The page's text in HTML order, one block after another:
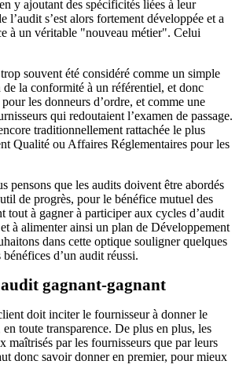
y ajoutant des spécificités liées à leur
l’audit s’est alors fortement développée et a
à un véritable "nouveau métier". Celui
souvent été considéré comme un simple
la conformité à un référentiel, et donc
les donneurs d’ordre, et comme une
qui redoutaient l’examen de passage.
traditionnellement rattachée le plus
Qualité ou Affaires Réglementaires pour les
pensons que les audits doivent être abordés
de progrès, pour le bénéfice mutuel des
tout à gagner à participer aux cycles d’audit
à alimenter ainsi un plan de Développement
dans cette optique souligner quelques
d’un audit réussi.
audit gagnant-gagnant
doit inciter le fournisseur à donner le
toute transparence. De plus en plus, les
maîtrisés par les fournisseurs que par leurs
donc savoir donner en premier, pour mieux